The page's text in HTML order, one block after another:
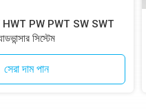
PW PWT SW SWT
সিস্টেম
সেরা দাম পান